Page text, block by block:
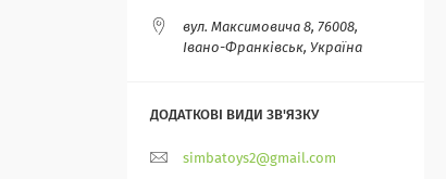
вул. Максимовича 8, 76008,
Івано-Франківськ, Україна
simbatoys2@gmail.com